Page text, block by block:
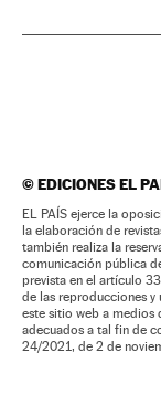
©EDICIONES EL
EL PAÍS ejerce la
la elaboración de
también realiza la
comunicación pública
prevista en el artículo
de las reproducciones y
este sitio web a medios
adecuados a tal fin de
24/2021, de 2 de